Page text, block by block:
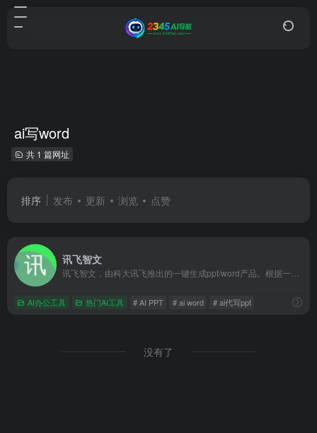
ai写word
共 1 篇网址
排序 发布 更新 浏览 点赞
讯飞智文
AI办公工具 热门AI工具 # AI PPT # ai word # ai代写ppt
没有了